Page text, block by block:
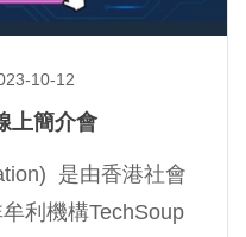
10-12
上簡介會
是由香港社會
利機構TechSoup